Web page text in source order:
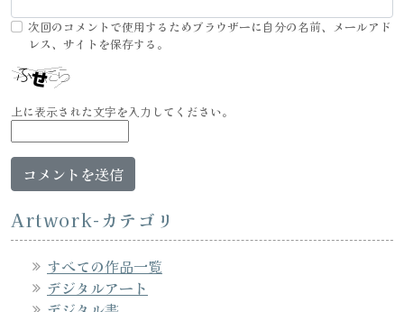
次回のコメントで使用するためブラウザーに自分の名前、メールアド
レス、サイトを保存する。
上に表示された文字を入力してください。
Artwork-カテゴリ
すべての作品一覧
デジタルアート